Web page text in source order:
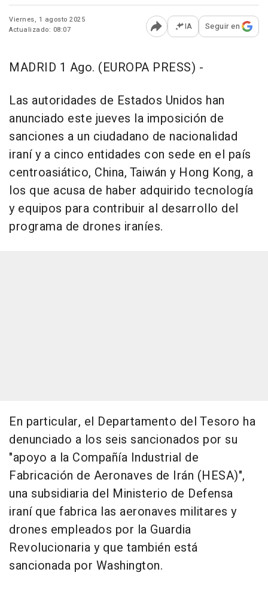
Viernes, 1 agosto 2025
Actualizado: 08:07
Abrir opciones para
IA Seguir en
MADRID 1 Ago. (EUROPA PRESS) -
Las autoridades de Estados Unidos han
anunciado este jueves la imposición de
sanciones a un ciudadano de nacionalidad
iraní y a cinco entidades con sede en el país
centroasiático, China, Taiwán y Hong Kong, a
los que acusa de haber adquirido tecnología
y equipos para contribuir al desarrollo del
programa de drones iraníes.
En particular, el Departamento del Tesoro ha
denunciado a los seis sancionados por su
"apoyo a la Compañía Industrial de
Fabricación de Aeronaves de Irán (HESA)",
una subsidiaria del Ministerio de Defensa
iraní que fabrica las aeronaves militares y
drones empleados por la Guardia
Revolucionaria y que también está
sancionada por Washington.